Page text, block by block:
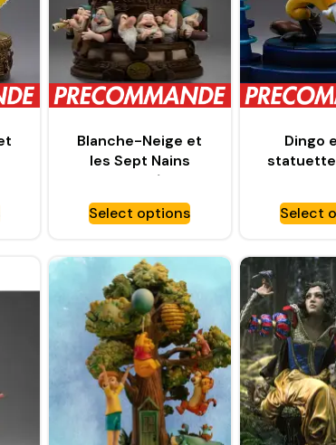
Blanche-Neige et
les Sept Nains
statuette 1/10 Art
Scale Snow White
and Dopey Deluxe
STUDIOS
Select options
Dingo
statuette
Max –
Select